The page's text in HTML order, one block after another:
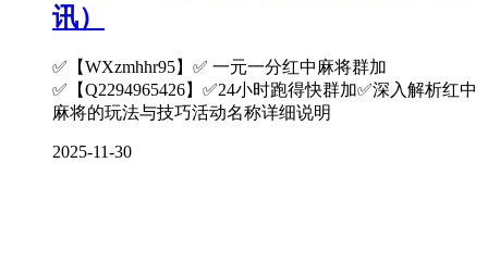
讯）
✅【WXzmhhr95】✅ 一元一分红中麻将群加
✅【Q2294965426】✅24小时跑得快群加✅深入解析红中
麻将的玩法与技巧活动名称详细说明
2025-11-30